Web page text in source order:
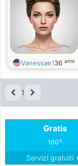
Vanessae136 anni
1
Gratis
100%
Servizi gratuiti